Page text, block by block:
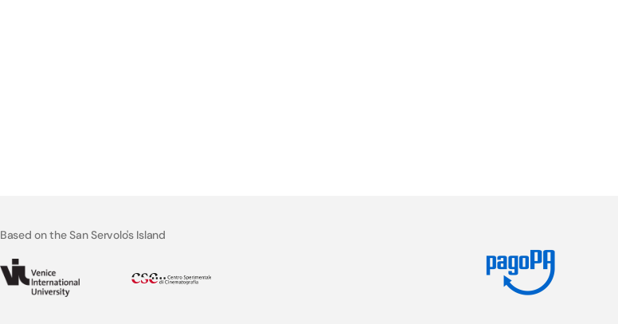
Based on the San Servolo's Island